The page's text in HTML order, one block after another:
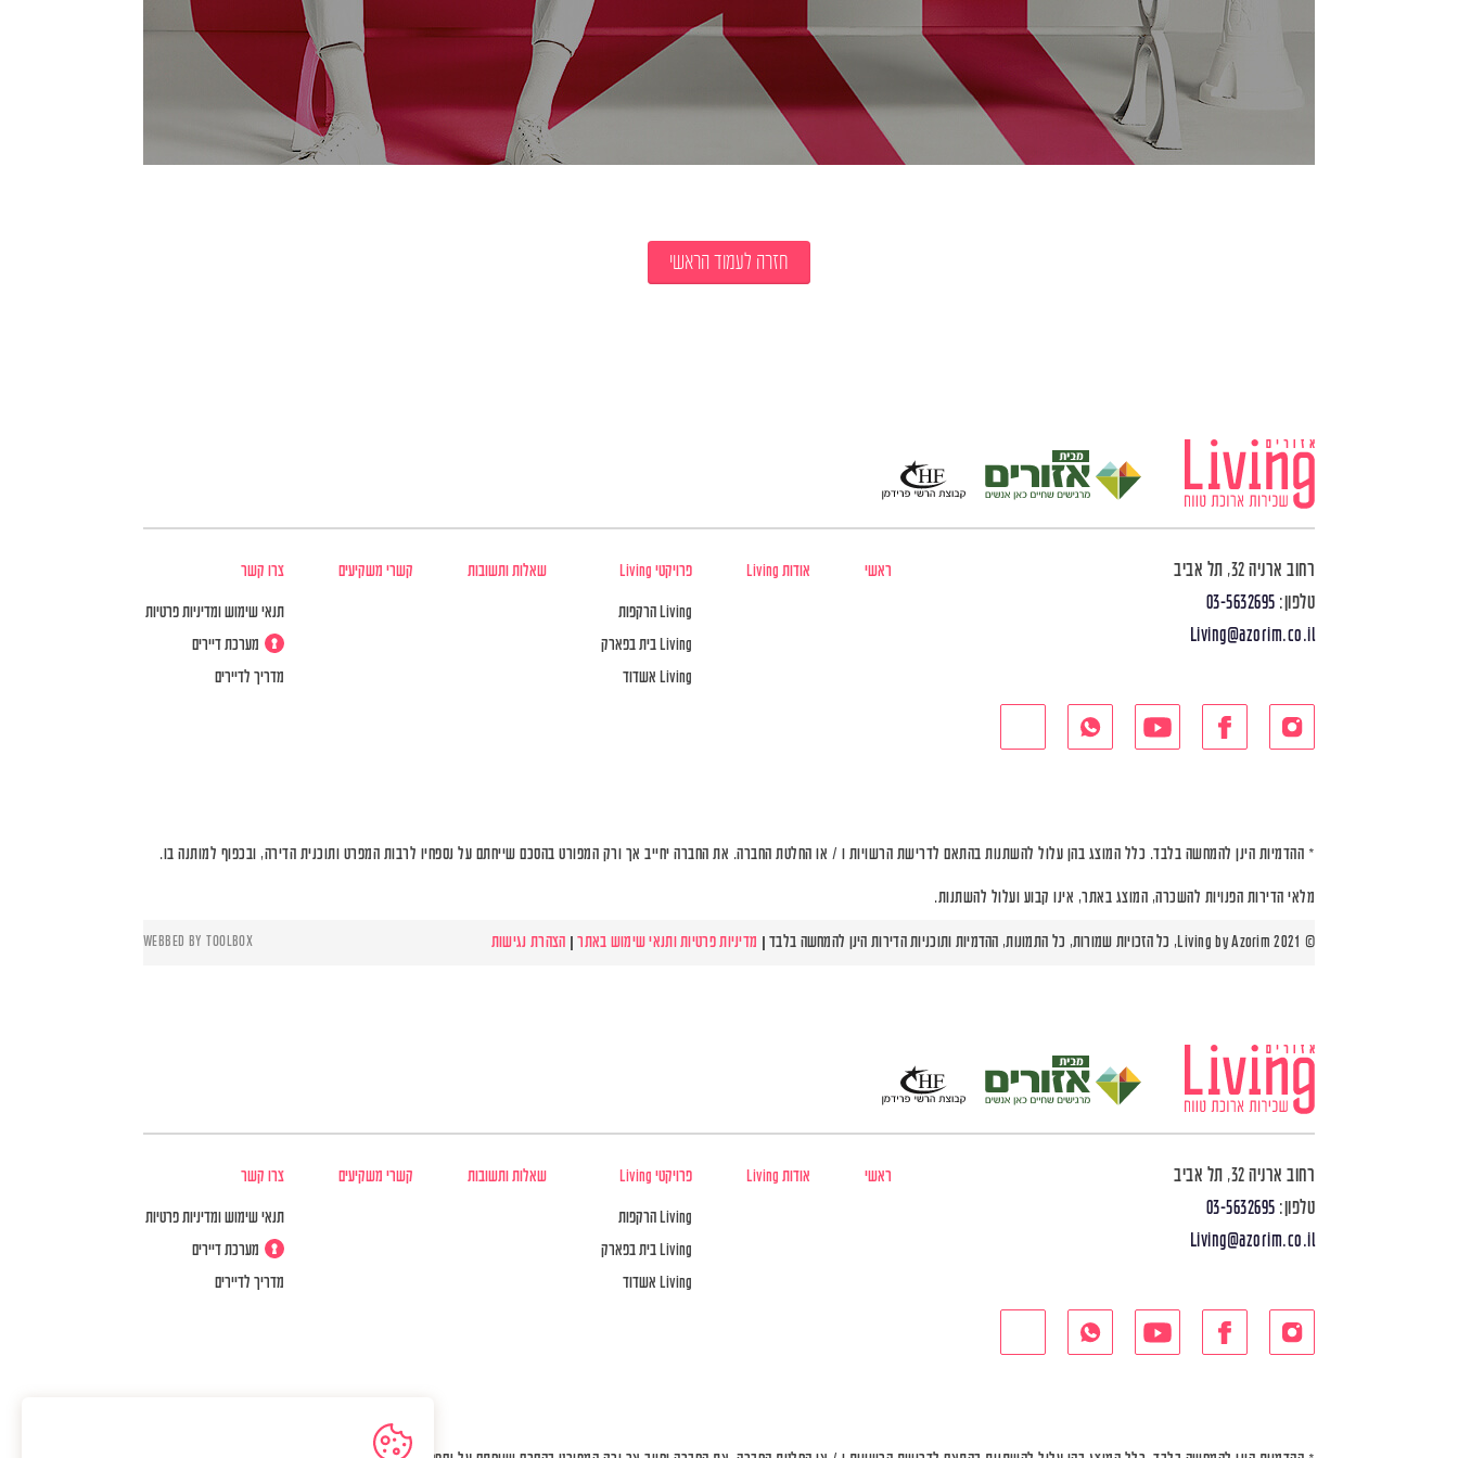
חזרה לעמוד הראשי
רחוב ארניה 32, תל אביב
טלפון: 03-5632695
Living@azorim.co.il
ראשי אודות Living פרויקטי Living
Living הרקפות
Living בית בפארק
Living אשדוד
שאלות ותשובות קשרי משקיעים צרו קשר
תנאי שימוש ומדיניות פרטיות
מערכת דיירים
מדריך לדיירים
* ההדמיות הינן להמחשה בלבד. כלל המוצג בהן עלול להשתנות בהתאם לדרישת הרשויות ו / או החלטת החברה. את החברה יחייב אך ורק המפורט בהסכם שייחתם על נספחיו לרבות המפרט ותוכנית הדירה, ובכפוף למותנה בו.
מלאי הדירות הפנויות להשכרה, המוצג באתר, אינו קבוע ועלול להשתנות.
© Living by Azorim 2021, כל הזכויות שמורות, כל התמונות, ההדמיות ותוכניות הדירות הינן להמחשה בלבד | מדיניות פרטיות ותנאי שימוש באתר| הצהרת נגישות WEBBED BY TOOLBOX
רחוב ארניה 32, תל אביב
טלפון: 03-5632695
Living@azorim.co.il
ראשי אודות Living פרויקטי Living
Living הרקפות
Living בית בפארק
Living אשדוד
שאלות ותשובות קשרי משקיעים צרו קשר
תנאי שימוש ומדיניות פרטיות
מערכת דיירים
מדריך לדיירים